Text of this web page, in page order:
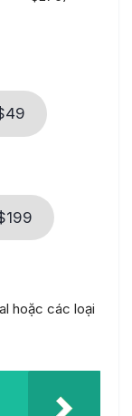
hoặc các loại